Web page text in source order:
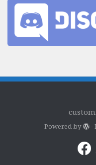
Powered by -